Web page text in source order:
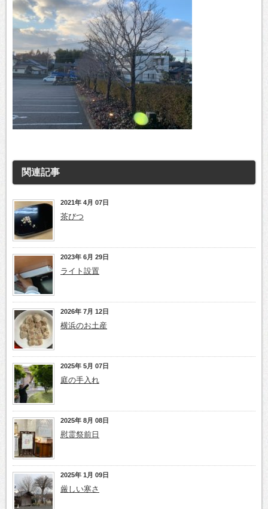
関連記事
2021年 4月 07日
茶びつ
2023年 6月 29日
ライト設置
2026年 7月 12日
横浜のお土産
2025年 5月 07日
庭の手入れ
2025年 8月 08日
慰霊祭前日
2025年 1月 09日
厳しい寒さ